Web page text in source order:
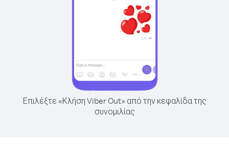
Επιλέξτε «Κλήση Viber Out» από την κεφαλίδα της
συνομιλίας